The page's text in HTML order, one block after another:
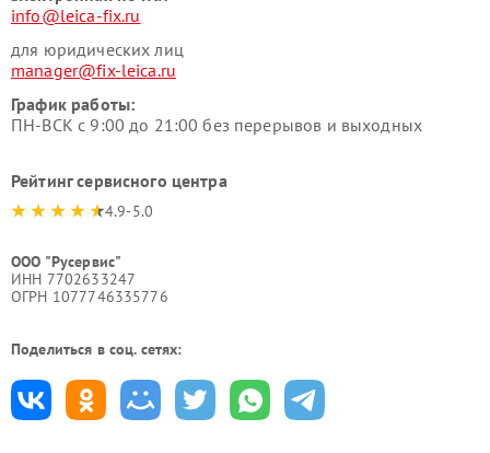
info@leica-fix.ru
для юридических лиц
manager@fix-leica.ru
График работы:
ПН-ВСК с 9:00 до 21:00 без перерывов и выходных
Рейтинг сервисного центра
4.9-5.0
ООО "Русервис"
ИНН 7702633247
ОГРН 1077746335776
Поделиться в соц. сетях: